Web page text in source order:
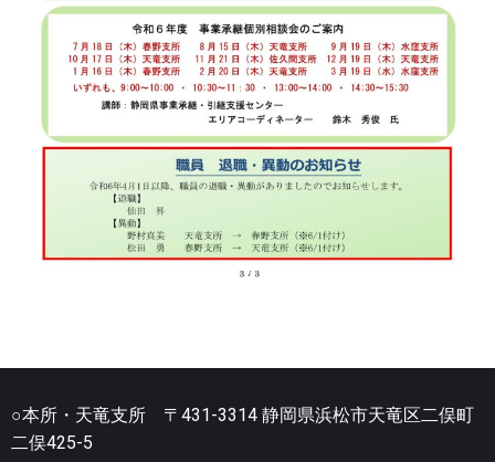
○本所・天竜支所 〒431-3314 静岡県浜松市天竜区二俣町
二俣425-5